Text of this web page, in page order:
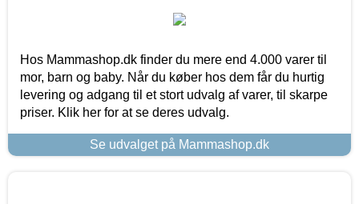
Hos Mammashop.dk finder du mere end 4.000 varer til
mor, barn og baby. Når du køber hos dem får du hurtig
levering og adgang til et stort udvalg af varer, til skarpe
priser. Klik her for at se deres udvalg.
Se udvalget på Mammashop.dk